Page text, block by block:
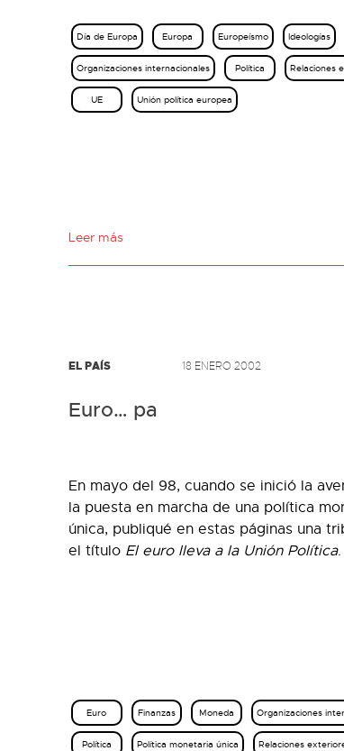
Día de Europa Europa Europeísmo Ideologías
Organizaciones internacionales Política Relaciones
UE Unión política europea
Leer más
EL PAÍS 18 ENERO 2002
Euro… pa
En mayo del 98, cuando se inició la
la puesta en marcha de una política
única, publiqué en estas páginas una
el título El euro lleva a la Unión Política.
Euro Finanzas Moneda Organizaciones
Política Política monetaria única Relaciones